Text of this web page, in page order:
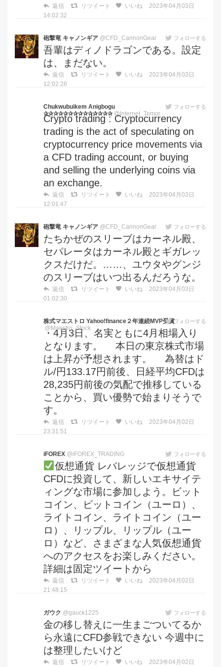
返信 リツイート いいね
2023年04月03日
14:02:32
砲撃竜 キャノンギア @CFD_CannonGear フォローする
吾輩はディノドラゴンである。設定
は、まだない。
返信 リツイート いいね
2023年04月03日
12:02:28
Chukwubuikem Anigbogu
✰✰✰✰✰✰✰✰✰✰✰✰✰✰ @Internet_Temor
フォローする
Crypto trading : Cryptocurrency
trading is the act of speculating on
cryptocurrency price movements via
a CFD trading account, or buying
and selling the underlying coins via
an exchange.
返信 リツイート いいね
2023年04月03日
12:01:47
砲撃竜 キャノンギア @CFD_CannonGear フォローする
たちかぜのスリーブはカーネル殿、
セパレータはカーネル殿とギガレッ
クスだけだ。……、ユウタやグンジ
のスリーブはいつ出るんだろうな。
返信 リツイート いいね
2023年04月03日
01:02:30
株式マエストロ Yahoo!finance２年連続MVP受賞
@Maestro_Stock
フォローする
・4月3日、名実ともに4月相場入り
となります。 本日の東京株式市場
は上昇が予想されます。 為替はド
ル/円133.17円前後、日経平均CFDは
28,235円前後の気配で推移している
ことから、買い優勢で始まりそうで
す。
返信 リツイート いいね
2023年04月02日
23:31:51
iFOREX @iFOREX_TRADING フォローする
仮想通貨 レバレッジで仮想通貨
CFDに投資して、新しいエキサイテ
ィングな市場に参加しよう。ビット
コイン、ビットコイン（ユーロ）、
ライトコイン、ライトコイン（ユー
ロ）、リップル、リップル（ユー
ロ）など、さまざまな人気仮想通貨
へのアクセスをお楽しみください。
詳細は固定ツイートから
返信 リツイート いいね
2023年04月02日
21:48:15
ガウク @gauck1225 フォローする
金の移し替えに一生まごついてるか
ら永遠にCFD参戦できない 今週中に
は整理したいけど
返信 リツイート いいね
2023年04月02日